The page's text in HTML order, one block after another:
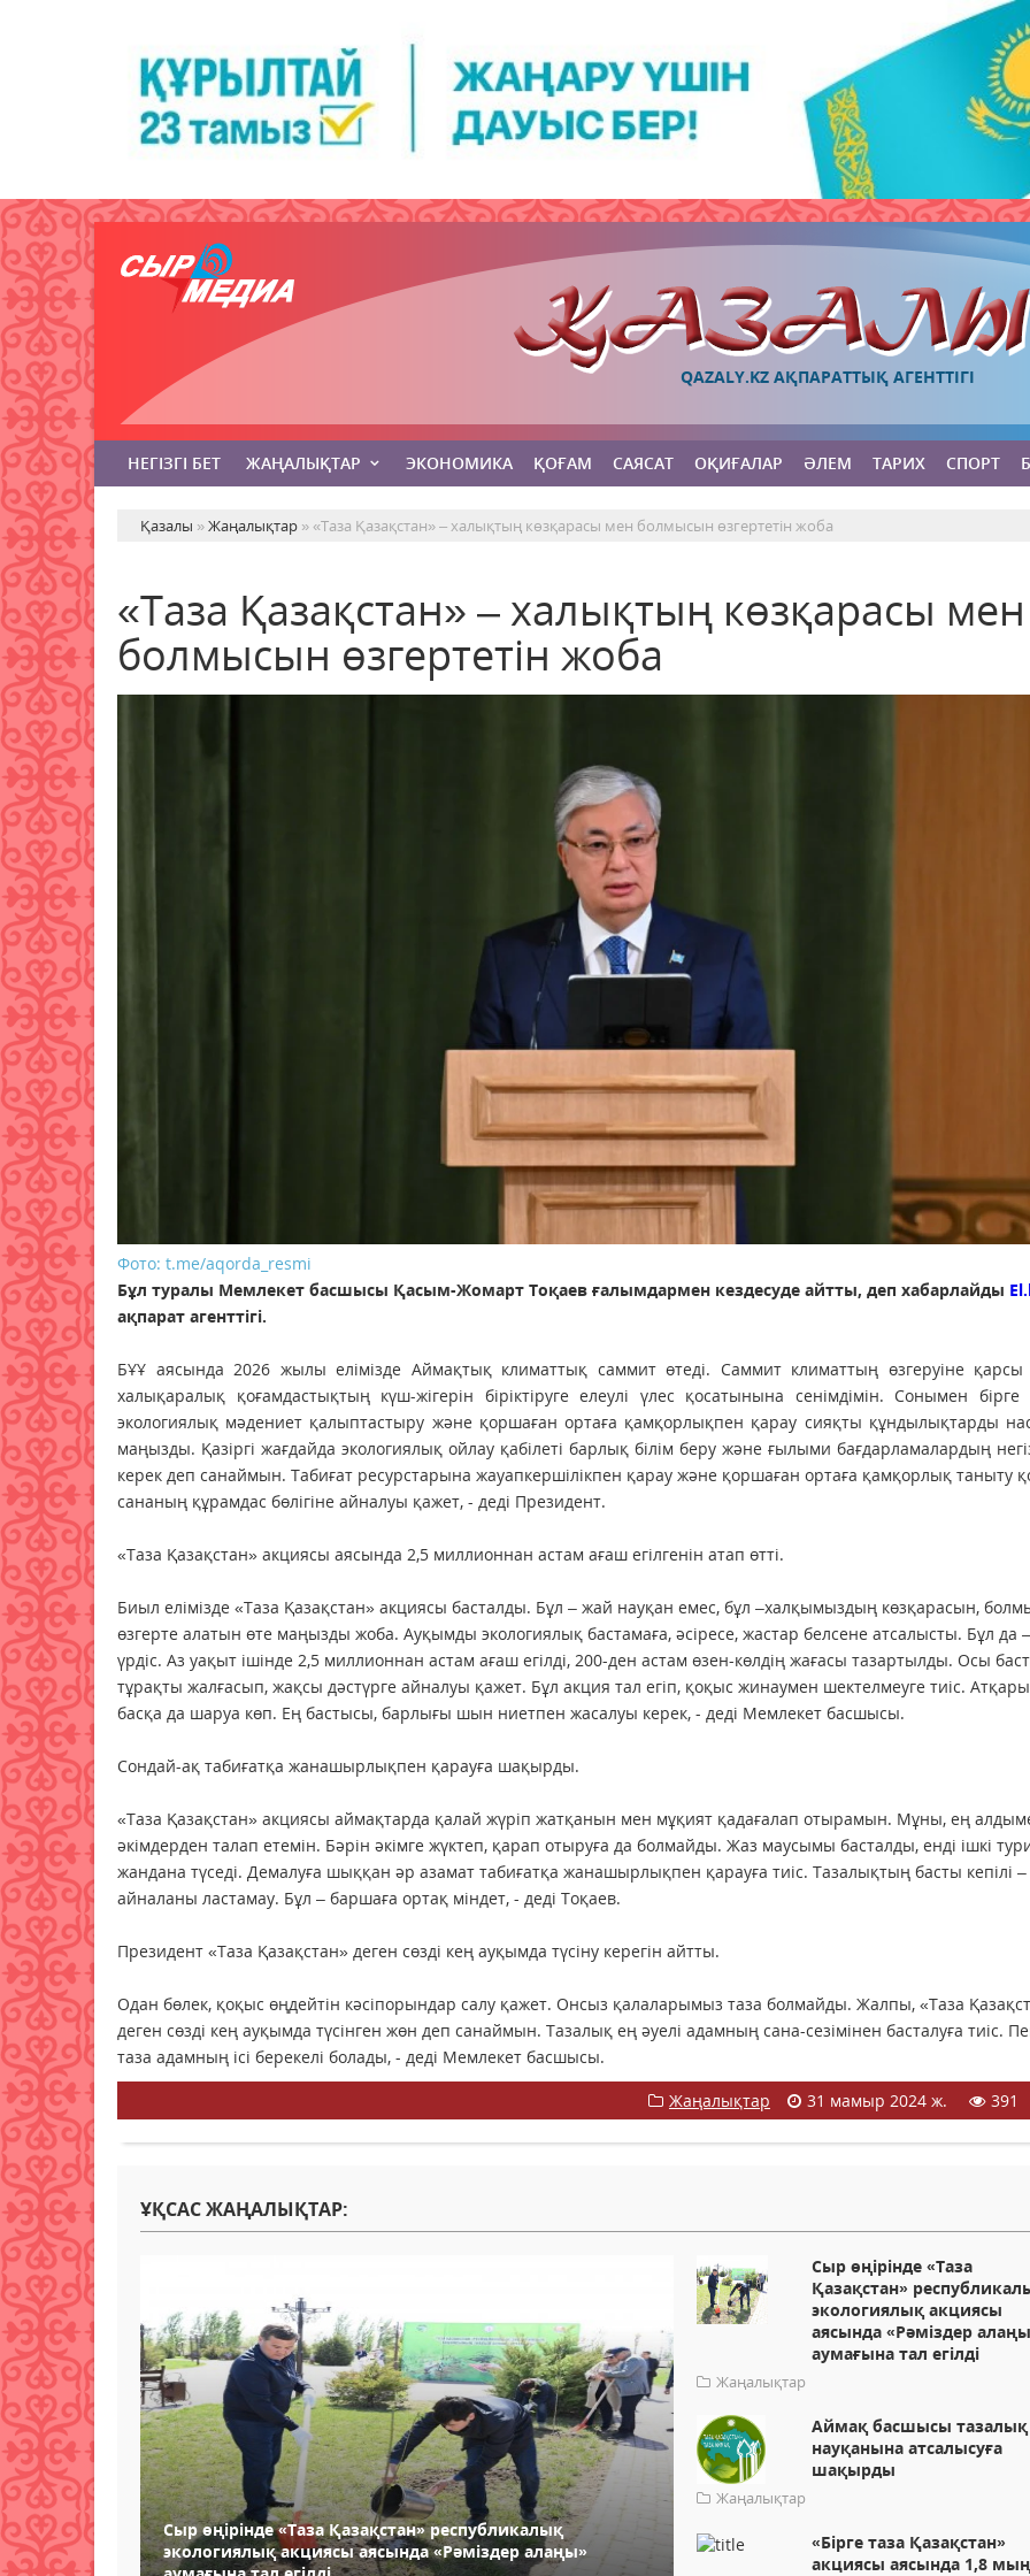
QAZALY.KZ АҚПАРАТТЫҚ АГЕНТТІГІ
НЕГІЗГІ БЕТ ЖАҢАЛЫҚТАР ЭКОНОМИКА ҚОҒАМ САЯСАТ ОҚИҒАЛАР ӘЛЕМ ТАРИХ СПОРТ
Қазалы »Жаңалықтар » «Таза Қазақстан» – халықтың көзқарасы мен болмысын өзгертетін жоба
«Таза Қазақстан» – халықтың көзқарасы мен
болмысын өзгертетін жоба
Фото: t.me/aqorda_resmi
Бұл туралы Мемлекет басшысы Қасым-Жомарт Тоқаев ғалымдармен кездесуде айтты, деп хабарлайды
ақпарат агенттігі.
БҰҰ аясында 2026 жылы елімізде Аймақтық климаттық саммит өтеді. Саммит климаттың өзгеруіне қарсы
халықаралық қоғамдастықтың күш-жігерін біріктіруге елеулі үлес қосатынына сенімдімін. Сонымен бірге
экологиялық мәдениет қалыптастыру және қоршаған ортаға қамқорлықпен қарау сияқты құндылықтарды
маңызды. Қазіргі жағдайда экологиялық ойлау қабілеті барлық білім беру және ғылыми бағдарламалардың
керек деп санаймын. Табиғат ресурстарына жауапкершілікпен қарау және қоршаған ортаға қамқорлық таныту
сананың құрамдас бөлігіне айналуы қажет, - деді Президент.
«Таза Қазақстан» акциясы аясында 2,5 миллионнан астам ағаш егілгенін атап өтті.
Биыл елімізде «Таза Қазақстан» акциясы басталды. Бұл – жай науқан емес, бұл –халқымыздың көзқарасын,
өзгерте алатын өте маңызды жоба. Ауқымды экологиялық бастамаға, әсіресе, жастар белсене атсалысты. Бұл да
үрдіс. Аз уақыт ішінде 2,5 миллионнан астам ағаш егілді, 200-ден астам өзен-көлдің жағасы тазартылды. Осы
тұрақты жалғасып, жақсы дәстүрге айналуы қажет. Бұл акция тал егіп, қоқыс жинаумен шектелмеуге тиіс.
басқа да шаруа көп. Ең бастысы, барлығы шын ниетпен жасалуы керек, - деді Мемлекет басшысы.
Сондай-ақ табиғатқа жанашырлықпен қарауға шақырды.
«Таза Қазақстан» акциясы аймақтарда қалай жүріп жатқанын мен мұқият қадағалап отырамын. Мұны, ең
әкімдерден талап етемін. Бәрін әкімге жүктеп, қарап отыруға да болмайды. Жаз маусымы басталды, енді ішкі
жандана түседі. Демалуға шыққан әр азамат табиғатқа жанашырлықпен қарауға тиіс. Тазалықтың басты кепілі –
айналаны ластамау. Бұл – баршаға ортақ міндет, - деді Тоқаев.
Президент «Таза Қазақстан» деген сөзді кең ауқымда түсіну керегін айтты.
Одан бөлек, қоқыс өңдейтін кәсіпорындар салу қажет. Онсыз қалаларымыз таза болмайды. Жалпы, «Таза
деген сөзді кең ауқымда түсінген жөн деп санаймын. Тазалық ең әуелі адамның сана-сезімінен басталуға тиіс.
таза адамның ісі берекелі болады, - деді Мемлекет басшысы.
Жаңалықтар
31 мамыр 2024 ж. 391
ҰҚСАС ЖАҢАЛЫҚТАР:
Сыр өңірінде «Таза Қазақстан» республикалық
экологиялық акциясы аясында «Рәміздер алаңы»
Сыр өңірінде «Таза
Қазақстан»
экологиялық акциясы
аясында «Рәміздер
аумағына тал егілді
Жаңалықтар
Аймақ басшысы тазалық
науқанына атсалысуға
шақырды
Жаңалықтар
«Бірге таза Қазақстан»
акциясы аясында 1,8 мың